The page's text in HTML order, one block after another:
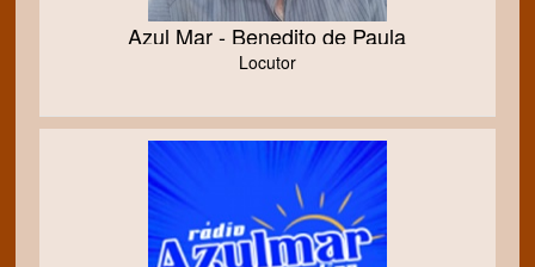
Azul Mar - Benedito de Paula
Locutor